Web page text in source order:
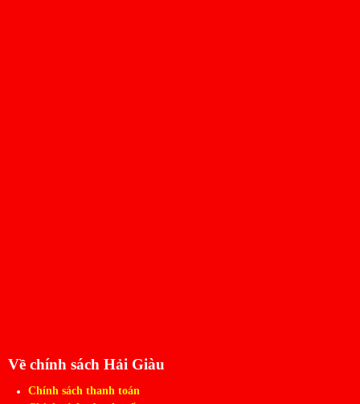
Về chính sách Hải Giàu
Chính sách thanh toán